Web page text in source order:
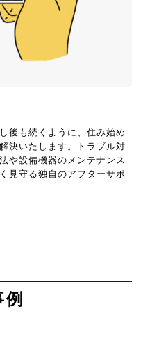
後も続くように、住み始め
決いたします。トラブル対
や設備機器のメンテナンス
見守る独自のアフターサポ